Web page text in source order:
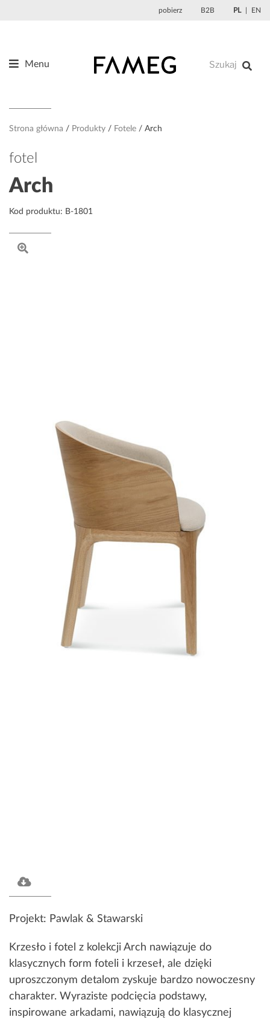
pobierz B2B PL EN
Menu
O nas
Projektanci
Referencje
Kontakt
Sklep
Strona główna Produkty Fotele Arch
fotel
Arch
Kod produktu: B-1801
Projekt: Pawlak & Stawarski
Krzesło i fotel z kolekcji Arch nawiązuje do
klasycznych form foteli i krzeseł, ale dzięki
uproszczonym detalom zyskuje bardzo nowoczesny
charakter. Wyraziste podcięcia podstawy,
inspirowane arkadami, nawiązują do klasycznej